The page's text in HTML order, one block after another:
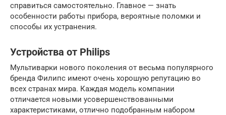
справиться самостоятельно. Главное — знать
особенности работы прибора, вероятные поломки и
способы их устранения.
Устройства от Philips
Мультиварки нового поколения от весьма популярного
бренда Филипс имеют очень хорошую репутацию во
всех странах мира. Каждая модель компании
отличается новыми усовершенствованными
характеристиками, отлично подобранным набором